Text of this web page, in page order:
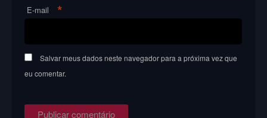
E-mail *
Salvar meus dados neste navegador para a próxima vez que
eu comentar.